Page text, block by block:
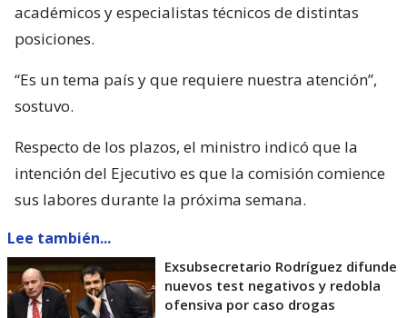
académicos y especialistas técnicos de distintas
posiciones.
“Es un tema país y que requiere nuestra atención”,
sostuvo.
Respecto de los plazos, el ministro indicó que la
intención del Ejecutivo es que la comisión comience
sus labores durante la próxima semana.
Lee también...
Exsubsecretario Rodríguez difunde
nuevos test negativos y redobla
ofensiva por caso drogas